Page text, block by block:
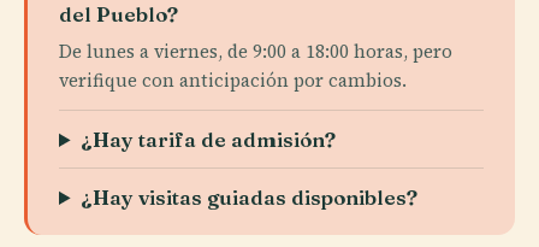
del Pueblo?
De lunes a viernes, de 9:00 a 18:00 horas, pero
verifique con anticipación por cambios.
¿Hay tarifa de admisión?
¿Hay visitas guiadas disponibles?